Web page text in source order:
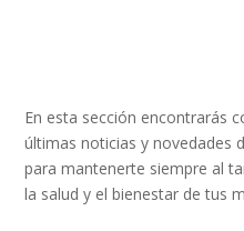
En esta sección encontrarás
últimas noticias y novedades
para mantenerte siempre al
la salud y el bienestar de tus